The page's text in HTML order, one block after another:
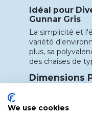
Idéal pour
Gunnar Gris
La simplicité et
variété
plus, sa
des chaises de
Dimensions
Avec des
Fauteuil
We use cookies